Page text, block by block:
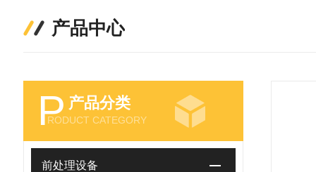
产品中心
P 产品分类
RODUCT CATEGORY
前处理设备